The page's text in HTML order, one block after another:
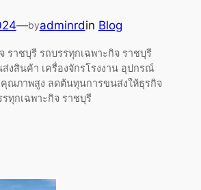
—byadminrdin Blog
ราชบุรี รถบรรทุกเฉพาะกิจ ราชบุรี
งสินค้า เครื่องจักรโรงงาน อุปกรณ์
ณภาพสูง ลดต้นทุนการขนส่งให้ธุรกิจ
ทุกเฉพาะกิจ ราชบุรี